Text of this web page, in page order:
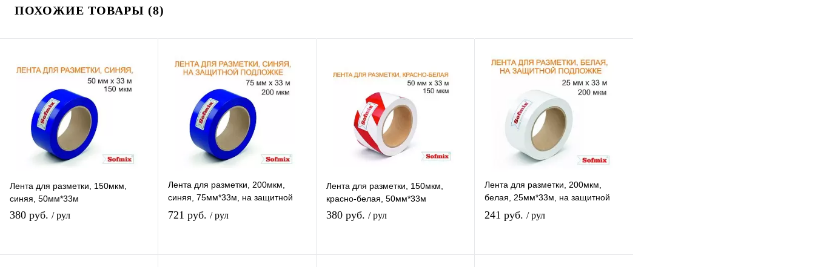
ПОХОЖИЕ ТОВАРЫ (8)
Лента для разметки, 150мкм,
синяя, 50мм*33м
380 руб. / рул
Лента для разметки, 200мкм,
синяя, 75мм*33м, на защитной
подложке
721 руб. / рул
Лента для разметки, 150мкм,
красно-белая, 50мм*33м
380 руб. / рул
Лента для разметки, 200мкм,
белая, 25мм*33м, на защитной
подложке
241 руб. / рул